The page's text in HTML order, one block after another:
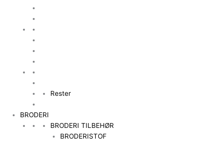
Rester
BRODERI
BRODERI TILBEHØR
BRODERISTOF